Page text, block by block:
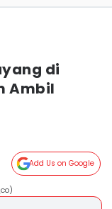
di
Ambil
Add Us on Google